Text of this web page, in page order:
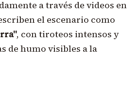
a través de videos en
el escenario como
, con tiroteos intensos y
de humo visibles a la